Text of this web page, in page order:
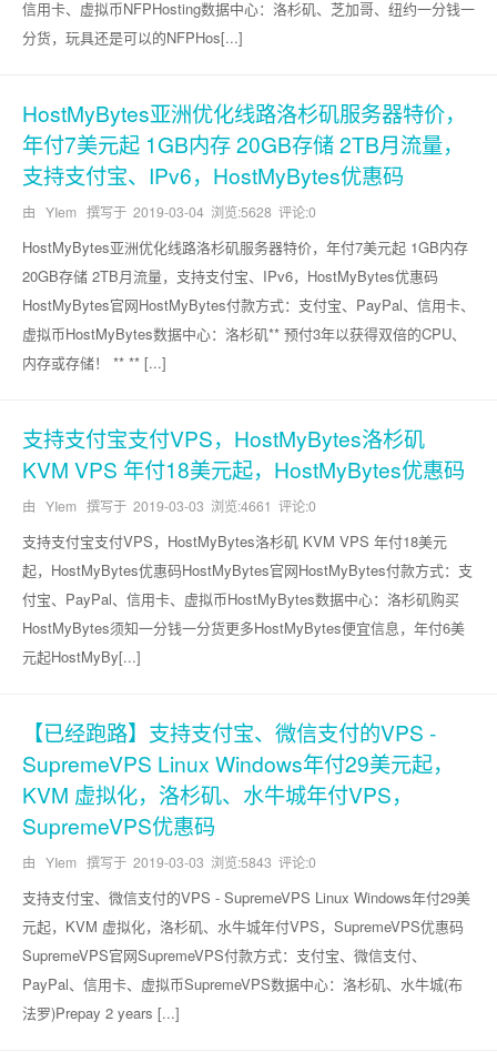
信用卡、虚拟币NFPHosting数据中心：洛杉矶、芝加哥、纽约一分钱一
分货，玩具还是可以的NFPHos[...]
HostMyBytes亚洲优化线路洛杉矶服务器特价，
年付7美元起 1GB内存 20GB存储 2TB月流量，
支持支付宝、IPv6，HostMyBytes优惠码
由 YIem 撰写于 2019-03-04 浏览:5628 评论:0
HostMyBytes亚洲优化线路洛杉矶服务器特价，年付7美元起 1GB内存
20GB存储 2TB月流量，支持支付宝、IPv6，HostMyBytes优惠码
HostMyBytes官网HostMyBytes付款方式：支付宝、PayPal、信用卡、
虚拟币HostMyBytes数据中心：洛杉矶** 预付3年以获得双倍的CPU、
内存或存储！ ** ** [...]
支持支付宝支付VPS，HostMyBytes洛杉矶
KVM VPS 年付18美元起，HostMyBytes优惠码
由 YIem 撰写于 2019-03-03 浏览:4661 评论:0
支持支付宝支付VPS，HostMyBytes洛杉矶 KVM VPS 年付18美元
起，HostMyBytes优惠码HostMyBytes官网HostMyBytes付款方式：支
付宝、PayPal、信用卡、虚拟币HostMyBytes数据中心：洛杉矶购买
HostMyBytes须知一分钱一分货更多HostMyBytes便宜信息，年付6美
元起HostMyBy[...]
【已经跑路】支持支付宝、微信支付的VPS -
SupremeVPS Linux Windows年付29美元起，
KVM 虚拟化，洛杉矶、水牛城年付VPS，
SupremeVPS优惠码
由 YIem 撰写于 2019-03-03 浏览:5843 评论:0
支持支付宝、微信支付的VPS - SupremeVPS Linux Windows年付29美
元起，KVM 虚拟化，洛杉矶、水牛城年付VPS，SupremeVPS优惠码
SupremeVPS官网SupremeVPS付款方式：支付宝、微信支付、
PayPal、信用卡、虚拟币SupremeVPS数据中心：洛杉矶、水牛城(布
法罗)Prepay 2 years [...]